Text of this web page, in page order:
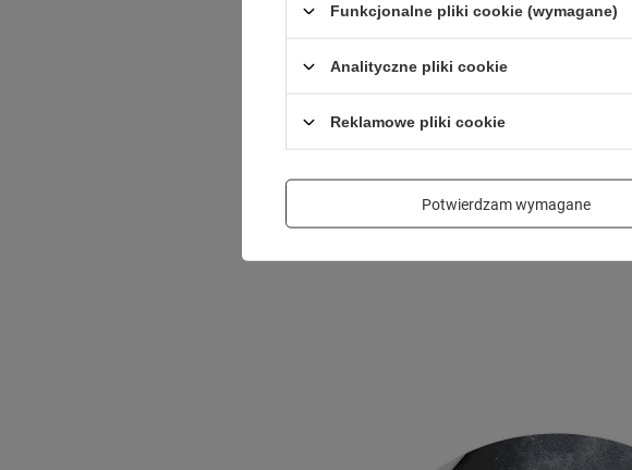
Mechanizm
automatycznie dostosowuje się
Wystarczy, że włożysz telefon
zaciśnie. Smartfon będziestabilne i
Funkcjonalne pliki cookie (wymagane)
Analityczne pliki cookie
Reklamowe pliki cookie
Potwierdzam wymagane